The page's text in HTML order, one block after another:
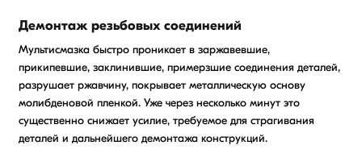
Демонтаж резьбовых соединений
Мультисмазка быстро проникает в заржавевшие,
прикипевшие, заклинившие, примерзшие соединения деталей,
разрушает ржавчину, покрывает металлическую основу
молибденовой пленкой. Уже через несколько минут это
существенно снижает усилие, требуемое для страгивания
деталей и дальнейшего демонтажа конструкций.